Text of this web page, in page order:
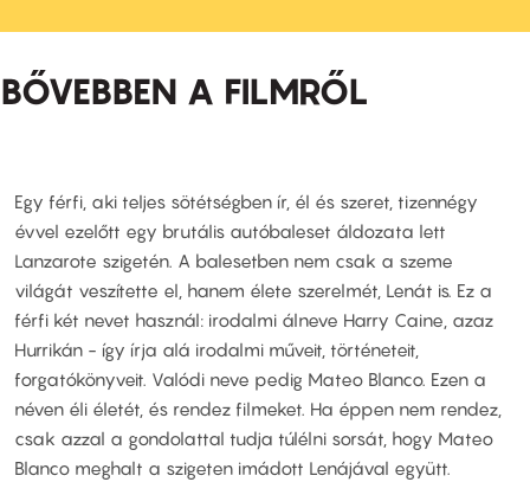
BŐVEBBEN A FILMRŐL
Egy férfi, aki teljes sötétségben ír, él és szeret, tizennégy
évvel ezelőtt egy brutális autóbaleset áldozata lett
Lanzarote szigetén. A balesetben nem csak a szeme
világát veszítette el, hanem élete szerelmét, Lenát is. Ez a
férfi két nevet használ: irodalmi álneve Harry Caine, azaz
Hurrikán - így írja alá irodalmi műveit, történeteit,
forgatókönyveit. Valódi neve pedig Mateo Blanco. Ezen a
néven éli életét, és rendez filmeket. Ha éppen nem rendez,
csak azzal a gondolattal tudja túlélni sorsát, hogy Mateo
Blanco meghalt a szigeten imádott Lenájával együtt.